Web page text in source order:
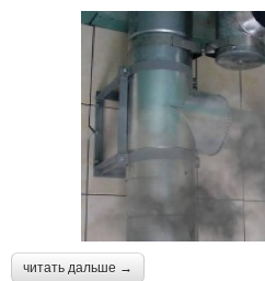
читать дальше →